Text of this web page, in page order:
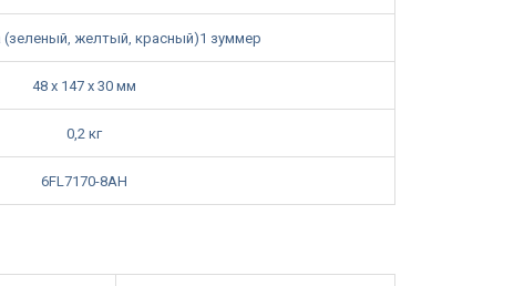
желтый‚ красный)1 зуммер
48 x 147 x 30 мм
0,2 кг
6FL7170-8AH